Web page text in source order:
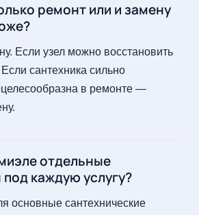
ремонт или и замену
Если узел можно восстановить
сантехника сильно
в ремонте —
отдельные
каждую услугу?
основные сантехнические